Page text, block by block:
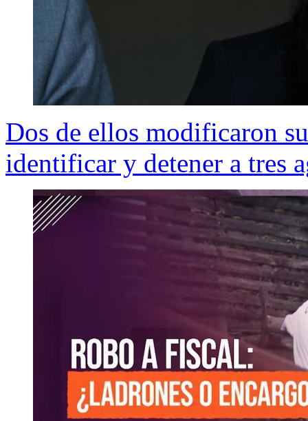
Dos de ellos modificaron
identificar y detener a tres